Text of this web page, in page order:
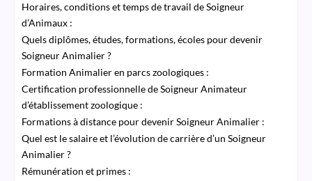
Horaires, conditions et temps de travail de Soigneur
d’Animaux :
Quels diplômes, études, formations, écoles pour devenir
Soigneur Animalier ?
Formation Animalier en parcs zoologiques :
Certification professionnelle de Soigneur Animateur
d’établissement zoologique :
Formations à distance pour devenir Soigneur Animalier :
Quel est le salaire et l’évolution de carrière d’un Soigneur
Animalier ?
Rémunération et primes :